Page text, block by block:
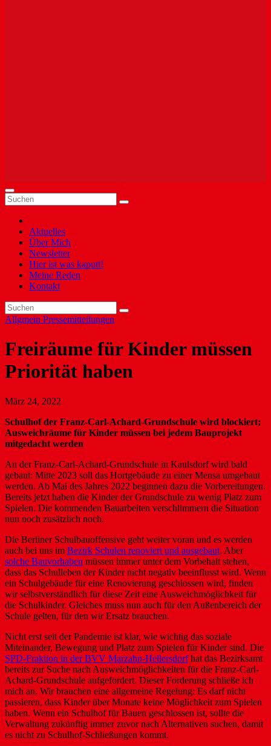
Aktuelles
Über Mich
Newsletter
Hier ist was kaputt!
Meine Reden
Kontakt
Allgmein Pressemitteilungen
Freiräume für Kinder müssen
Priorität haben
März 24, 2022
Schulhof der Franz-Carl-Achard-Grundschule wird blockiert;
Ausweichräume für Kinder müssen bei jedem Bauprojekt
mitgedacht werden
An der Franz-Carl-Achard-Grundschule in Kaulsdorf wird bald
gebaut: Mitte 2023 soll das Hortgebäude zu einer Mensa umgebaut
werden. Ab Mai des Jahres 2022 beginnen dazu die Vorbereitungen.
Bereits jetzt haben die Kinder der Grundschule zu wenig Platz zum
Spielen. Die kommenden Bauarbeiten verschlimmern die Situation
nun noch zusätzlich noch.
Die Berliner Schulbauoffensive geht weiter voran und es werden
auch bei uns im Bezirk Schulen renoviert und ausgebaut. Aber
solche Bauvorhaben müssen immer unter dem Vorbehalt stehen,
dass das Schulleben der Kinder nicht negativ beeinflusst wird. Wenn
ein Schulgebäude für eine Renovierung geschlossen wird, finden
wir selbstverständlich für diese Zeit eine Ausweichmöglichkeit für
die Schulkinder. Gleiches muss nun auch für den Außenbereich der
Schule gelten, für den wir Ersatz brauchen.
Nicht erst seit der Pandemie ist klar, wie wichtig das soziale
Miteinander, Bewegung und Platz zum Spielen für Kinder sind. Die
SPD-Fraktion in der BVV Marzahn-Hellersdorfhat das Bezirksamt
bereits zur Suche nach Ausweichmöglichkeiten für die Franz-Carl-
Achard-Grundschule aufgefordert. Dieser Forderung schließe ich
mich an. Wir brauchen eine allgemeine Regelung: Es darf nicht
passieren, dass Kinder über Monate keine Möglichkeit zum Spielen
haben. Wenn ein Schulhof für Bauen geschlossen ist, sollte die
Verwaltung zukünftig immer zuvor nach Alternativen suchen, damit
es nicht zu Schulhof-Schließungen kommt.